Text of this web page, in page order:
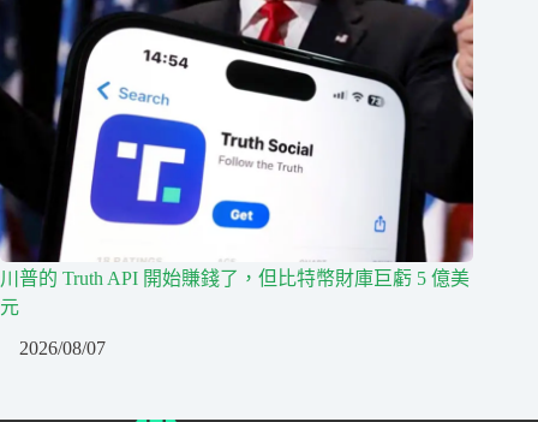
川普的 Truth API 開始賺錢了，但比特幣財庫巨虧 5 億美
元
2026/08/07